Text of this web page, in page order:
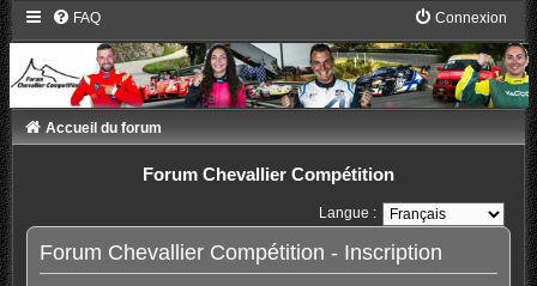
FAQ Connexion
Accueil du forum
Forum Chevallier Compétition
Langue :
Forum Chevallier Compétition - Inscription